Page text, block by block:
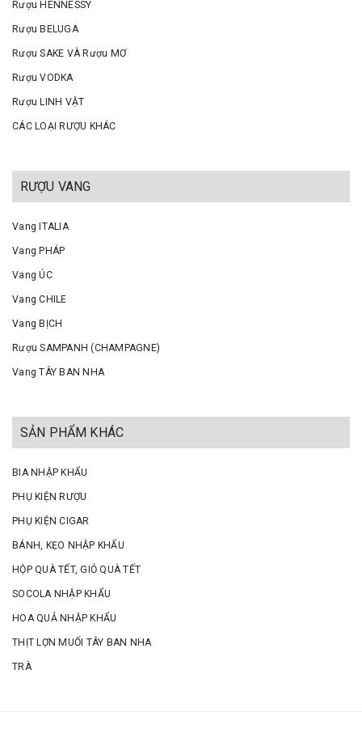
Rượu HENNESSY
Rượu BELUGA
Rượu SAKE VÀ Rượu MƠ
Rượu VODKA
Rượu LINH VẬT
CÁC LOẠI RƯỢU KHÁC
RƯỢU VANG
Vang ITALIA
Vang PHÁP
Vang ÚC
Vang CHILE
Vang BỊCH
Rượu SAMPANH (CHAMPAGNE)
Vang TÂY BAN NHA
SẢN PHẨM KHÁC
BIA NHẬP KHẨU
PHỤ KIỆN RƯỢU
PHỤ KIỆN CIGAR
BÁNH, KẸO NHẬP KHẨU
HỘP QUÀ TẾT, GIỎ QUÀ TẾT
SOCOLA NHẬP KHẨU
HOA QUẢ NHẬP KHẨU
THỊT LỢN MUỐI TÂY BAN NHA
TRÀ